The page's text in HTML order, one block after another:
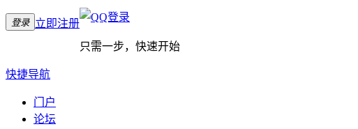
登录 立即注册
只需一步，快速开始
快捷导航
门户
论坛